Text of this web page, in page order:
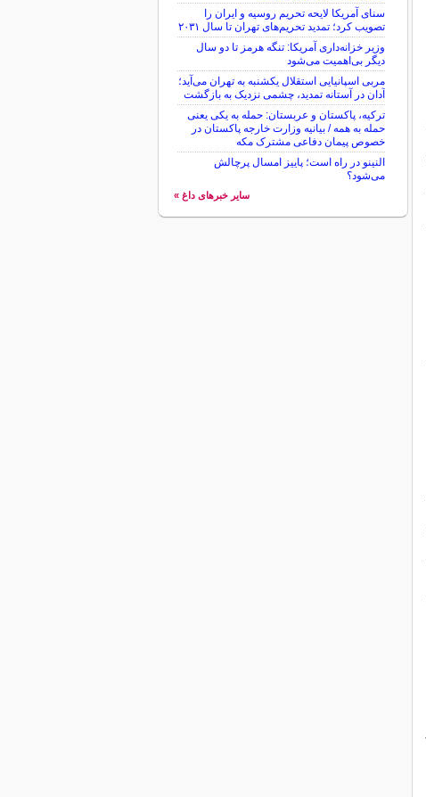
سنای آمریکا لایحه تحریم روسیه و ایران را
تصویب کرد؛ تمدید تحریم‌های تهران تا سال ۲۰۳۱
وزیر خزانه‌داری آمریکا: تنگه هرمز تا دو سال
دیگر بی‌اهمیت می‌شود
مربی اسپانیایی استقلال یکشنبه به تهران می‌آید؛
آدان در آستانه تمدید، چشمی نزدیک به بازگشت
ترکیه، پاکستان و عربستان: حمله به یکی یعنی
حمله به همه / بیانیه وزارت خارجه پاکستان در
خصوص پیمان دفاعی مشترک مکه
النینو در راه است؛ پاییز امسال پرچالش
می‌شود؟
سایر خبرهای داغ »